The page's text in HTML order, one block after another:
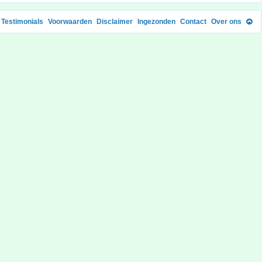
Testimonials Voorwaarden Disclaimer Ingezonden Contact Over ons